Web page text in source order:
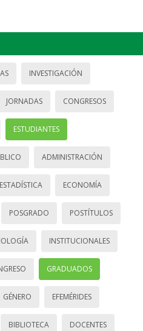
INVESTIGACIÓN
JORNADAS CONGRESOS
ESTUDIANTES
ADMINISTRACIÓN
ESTADÍSTICA ECONOMÍA
POSGRADO POSTÍTULOS
INSTITUCIONALES
GRADUADOS
GÉNERO EFEMÉRIDES
BIBLIOTECA DOCENTES